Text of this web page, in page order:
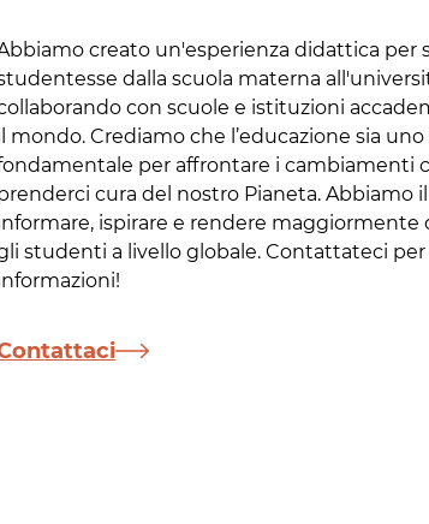
creato un'esperienza didattica per
dalla scuola materna
con scuole e istituzioni
mondo. Crediamo che l’educazione sia
per affrontare i cambiamenti
cura del nostro Pianeta. Abbiamo
ispirare e rendere maggiormente
studenti a livello globale. Contattateci